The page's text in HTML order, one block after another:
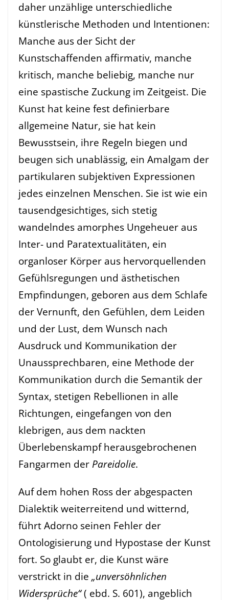
daher unzählige unterschiedliche
künstlerische Methoden und Intentionen:
Manche aus der Sicht der
Kunstschaffenden affirmativ, manche
kritisch, manche beliebig, manche nur
eine spastische Zuckung im Zeitgeist. Die
Kunst hat keine fest definierbare
allgemeine Natur, sie hat kein
Bewusstsein, ihre Regeln biegen und
beugen sich unablässig, ein Amalgam der
partikularen subjektiven Expressionen
jedes einzelnen Menschen. Sie ist wie ein
tausendgesichtiges, sich stetig
wandelndes amorphes Ungeheuer aus
Inter- und Paratextualitäten, ein
organloser Körper aus hervorquellenden
Gefühlsregungen und ästhetischen
Empfindungen, geboren aus dem Schlafe
der Vernunft, den Gefühlen, dem Leiden
und der Lust, dem Wunsch nach
Ausdruck und Kommunikation der
Unaussprechbaren, eine Methode der
Kommunikation durch die Semantik der
Syntax, stetigen Rebellionen in alle
Richtungen, eingefangen von den
klebrigen, aus dem nackten
Überlebenskampf herausgebrochenen
Fangarmen der Pareidolie.
Auf dem hohen Ross der abgespacten
Dialektik weiterreitend und witternd,
führt Adorno seinen Fehler der
Ontologisierung und Hypostase der Kunst
fort. So glaubt er, die Kunst wäre
verstrickt in die „unversöhnlichen
Widersprüche“( ebd. S. 601), angeblich